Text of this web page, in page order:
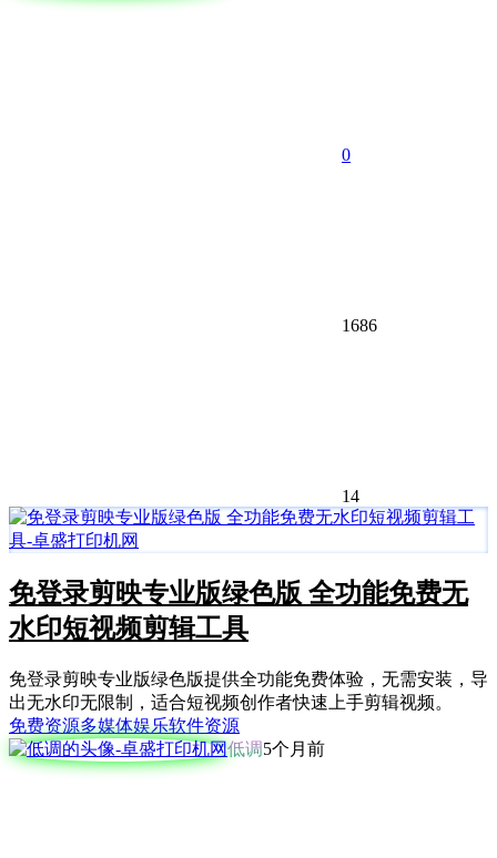
0
1686
14
免登录剪映专业版绿色版 全功能免费无
水印短视频剪辑工具
免登录剪映专业版绿色版提供全功能免费体验，无需安装，导
出无水印无限制，适合短视频创作者快速上手剪辑视频。
免费资源多媒体娱乐软件资源
低调5个月前